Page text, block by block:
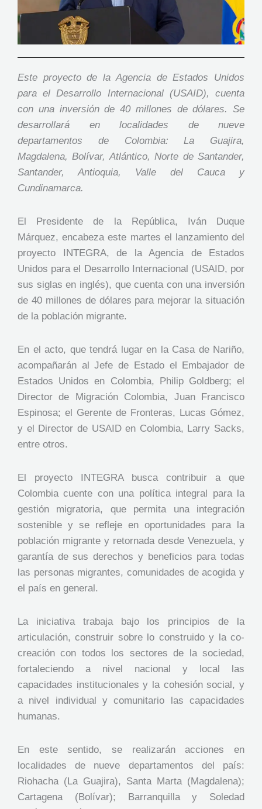
Este proyecto de la Agencia de Estados Unidos
para el Desarrollo Internacional (USAID), cuenta
con una inversión de 40 millones de dólares. Se
desarrollará en localidades de nueve
departamentos de Colombia: La Guajira,
Magdalena, Bolívar, Atlántico, Norte de Santander,
Santander, Antioquia, Valle del Cauca y
Cundinamarca.
El Presidente de la República, Iván Duque
Márquez, encabeza este martes el lanzamiento del
proyecto INTEGRA, de la Agencia de Estados
Unidos para el Desarrollo Internacional (USAID, por
sus siglas en inglés), que cuenta con una inversión
de 40 millones de dólares para mejorar la situación
de la población migrante.
En el acto, que tendrá lugar en la Casa de Nariño,
acompañarán al Jefe de Estado el Embajador de
Estados Unidos en Colombia, Philip Goldberg; el
Director de Migración Colombia, Juan Francisco
Espinosa; el Gerente de Fronteras, Lucas Gómez,
y el Director de USAID en Colombia, Larry Sacks,
entre otros.
El proyecto INTEGRA busca contribuir a que
Colombia cuente con una política integral para la
gestión migratoria, que permita una integración
sostenible y se refleje en oportunidades para la
población migrante y retornada desde Venezuela, y
garantía de sus derechos y beneficios para todas
las personas migrantes, comunidades de acogida y
el país en general.
La iniciativa trabaja bajo los principios de la
articulación, construir sobre lo construido y la co-
creación con todos los sectores de la sociedad,
fortaleciendo a nivel nacional y local las
capacidades institucionales y la cohesión social, y
a nivel individual y comunitario las capacidades
humanas.
En este sentido, se realizarán acciones en
localidades de nueve departamentos del país:
Riohacha (La Guajira), Santa Marta (Magdalena);
Cartagena (Bolívar); Barranquilla y Soledad